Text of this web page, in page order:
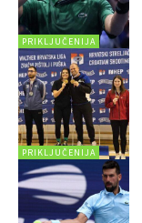
PRIKLJUČENIJA
PRIKLJUČENIJA